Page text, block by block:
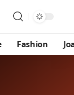
Fashion